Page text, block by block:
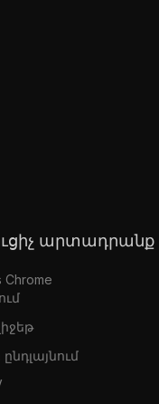
արտադրանք
Chrome